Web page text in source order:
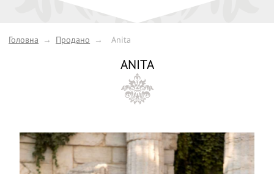
Головна → Продано → Anita
ANITA